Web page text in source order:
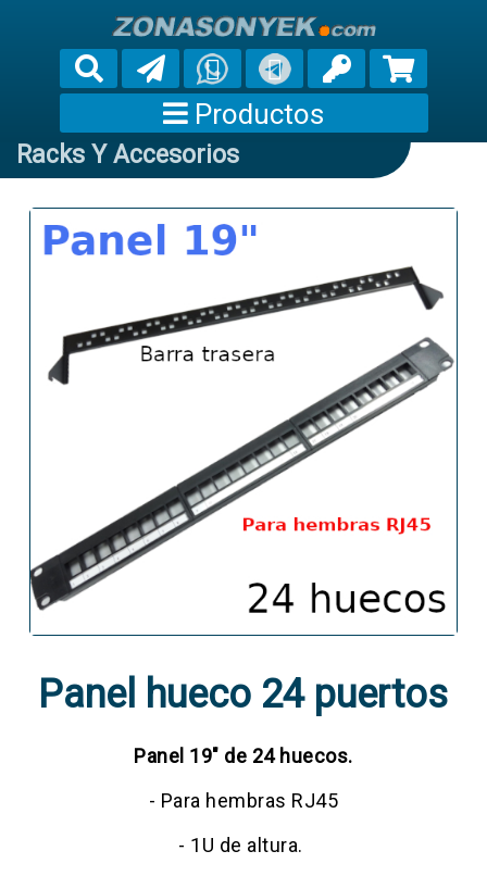
Productos
Racks Y Accesorios
Panel hueco 24 puertos
Panel 19" de 24 huecos.
- Para hembras RJ45
- 1U de altura.